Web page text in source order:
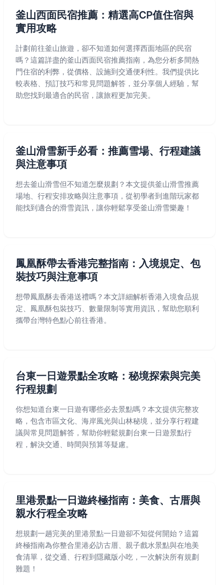
釜山西面民宿推薦：精選高CP值住宿與
實用攻略
計劃前往釜山旅遊，卻不知道如何選擇西面地區的民宿
嗎？這篇詳盡的釜山西面民宿推薦指南，為您分析多間熱
門住宿的利弊，從價格、設施到交通便利性。我們提供比
較表格、預訂技巧和常見問題解答，並分享個人經驗，幫
助您找到最適合的民宿，讓旅程更加完美。
釜山滑雪新手必看：推薦雪場、行程建議
與注意事項
想去釜山滑雪但不知道怎麼規劃？本文提供釜山滑雪推薦
場地、行程安排攻略與注意事項，從初學者到進階玩家都
能找到適合的滑雪資訊，讓你輕鬆享受釜山滑雪樂趣！
鳳凰酥帶去香港完整指南：入境規定、包
裝技巧與注意事項
想帶鳳凰酥去香港送禮嗎？本文詳細解析香港入境食品規
定、鳳凰酥包裝技巧、數量限制等實用資訊，幫助您順利
攜帶台灣特色點心前往香港。
台東一日遊景點全攻略：秘境探索與完美
行程規劃
你想知道台東一日遊有哪些必去景點嗎？本文提供完整攻
略，包含市區文化、海岸風光與山林秘境，並分享行程建
議與常見問題解答，幫助你輕鬆規劃台東一日遊景點行
程，解決交通、時間與預算等疑慮。
里港景點一日遊終極指南：美食、古厝與
親水行程全攻略
想規劃一趟完美的里港景點一日遊卻不知從何開始？這篇
終極指南為你整合里港必訪古厝、親子戲水景點與在地美
食清單，從交通、行程到隱藏版小吃，一次解決所有規劃
難題！